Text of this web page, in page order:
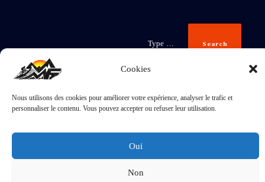
Cookies
Nous utilisons des cookies pour améliorer votre expérience, analyser le trafic et
personnaliser le contenu. Vous pouvez accepter ou refuser leur utilisation.
Oui
Non
Search
Inscris-
toi
J'accepte laPolitique de confidentialité.